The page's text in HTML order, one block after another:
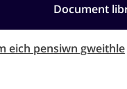
Document
eich pensiwn gweithle